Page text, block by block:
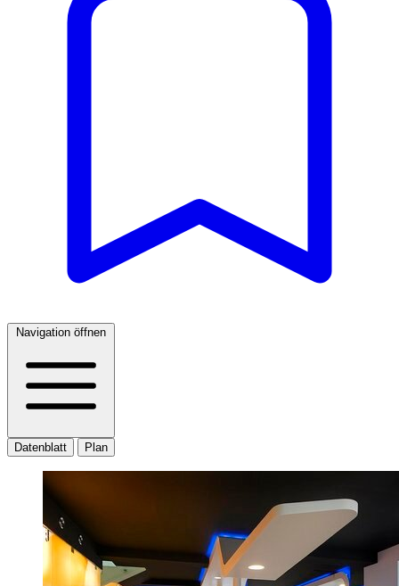
Navigation öffnen
Datenblatt Plan